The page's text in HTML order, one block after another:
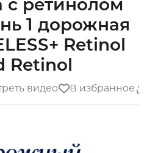
с ретинолом
1 дорожная
Retinol
Retinol
видео В избранное